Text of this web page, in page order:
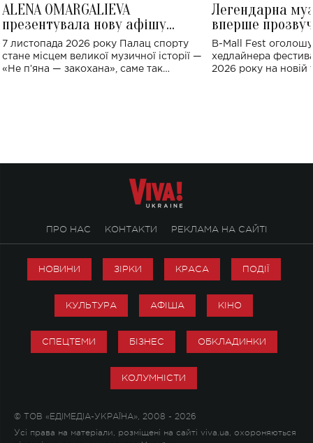
ALENA OMARGALIEVA
презентувала нову афішу
великого концерту в Палаці
спорту
7 листопада 2026 року Палац спорту
стане місцем великої музичної історії —
«Не пʼяна — закохана», саме так
Легендарна
вперше
Україні: де
B-Mall Fest
хедлайнера
2026 року на новій
ПРО НАС КОНТАКТИ РЕКЛАМА НА САЙТІ
НОВИНИ ЗІРКИ КРАСА ПОДІЇ
КУЛЬТУРА АФІША КІНО
СПЕЦТЕМИ БІЗНЕС ОБКЛАДИНКИ
КОЛУМНІСТИ
© ТОВ «ЕДІМЕДІА-УКРАЇНА», 2008 - 2026
Усі права на матеріали, розміщені на сайті viva.ua, охороняються